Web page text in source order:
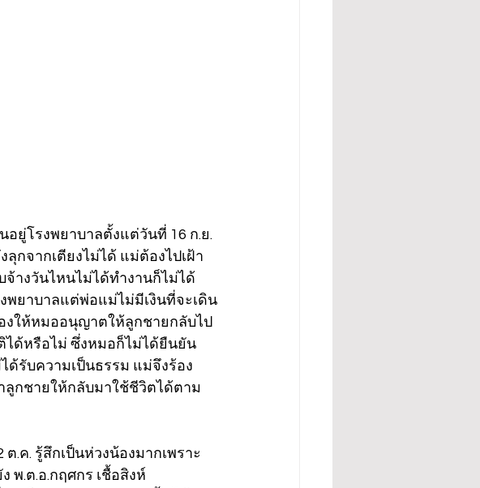
อยู่โรงพยาบาลตั้งแต่วันที่ 16 ก.ย.
ลุกจากเตียงไม่ได้ แม่ต้องไปเฝ้า
างวันไหนไม่ได้ทำงานก็ไม่ได้
พยาบาลแต่พ่อแม่ไม่มีเงินที่จะเดิน
งให้หมออนุญาตให้ลูกชายกลับไป
ด้หรือไม่ ซึ่งหมอก็ไม่ได้ยืนยัน
ด้รับความเป็นธรรม แม่จึงร้อง
กชายให้กลับมาใช้ชีวิตได้ตาม
.ค. รู้สึกเป็นห่วงน้องมากเพราะ
พ.ต.อ.กฤศกร เชื้อสิงห์